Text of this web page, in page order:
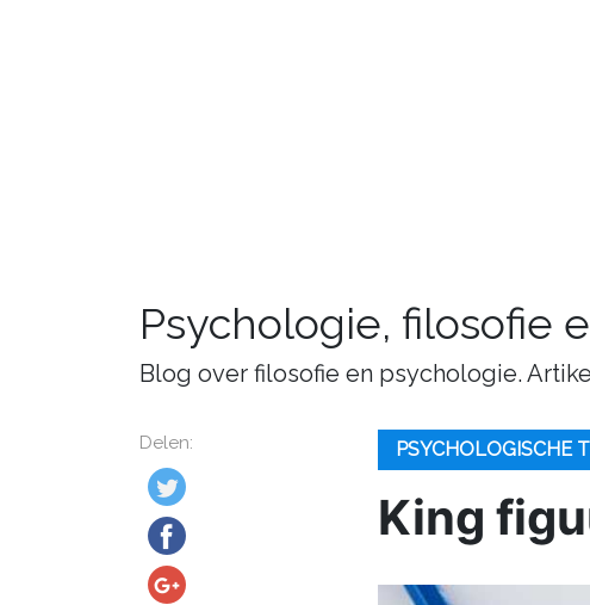
Psychologie, filosofie
Blog over filosofie en psychologie.
Delen: PSYCHOLOGISCHE
King